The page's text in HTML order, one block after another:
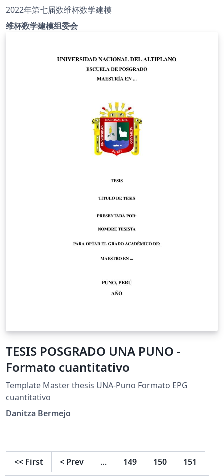
2022年第七届数维杯数学建模
维杯数学建模组委会
TESIS POSGRADO UNA PUNO -
Formato cuantitativo
Template Master thesis UNA-Puno Formato EPG
cuantitativo
Danitza Bermejo
<< First < Prev … 149 150 151